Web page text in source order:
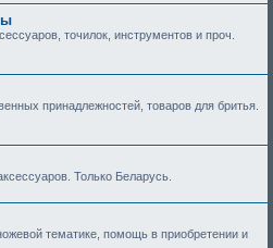
точилок, инструментов и проч.
принадлежностей, товаров для бритья.
Только Беларусь.
тематике, помощь в приобретении и